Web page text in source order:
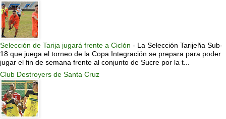
Selección de Tarija jugará frente a Ciclón - La Selección Tarijeña Sub-
18 que juega el torneo de la Copa Integración se prepara para poder
jugar el fin de semana frente al conjunto de Sucre por la t...
Club Destroyers de Santa Cruz